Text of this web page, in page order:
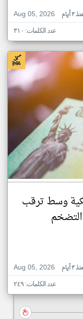
Aug 05, 2026
٣ أيام
عدد الكلمات: ٣١٠
وسط ترقب
Aug 05, 2026
٣ أيام
عدد الكلمات: ٢٤٩